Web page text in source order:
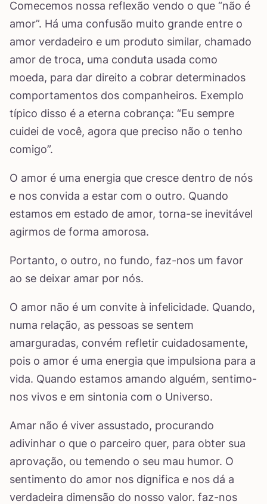
Comecemos nossa reflexão vendo o que “não é
amor”. Há uma confusão muito grande entre o
amor verdadeiro e um produto similar, chamado
amor de troca, uma conduta usada como
moeda, para dar direito a cobrar determinados
comportamentos dos companheiros. Exemplo
típico disso é a eterna cobrança: “Eu sempre
cuidei de você, agora que preciso não o tenho
comigo”.
O amor é uma energia que cresce dentro de nós
e nos convida a estar com o outro. Quando
estamos em estado de amor, torna-se inevitável
agirmos de forma amorosa.
Portanto, o outro, no fundo, faz-nos um favor
ao se deixar amar por nós.
O amor não é um convite à infelicidade. Quando,
numa relação, as pessoas se sentem
amarguradas, convém refletir cuidadosamente,
pois o amor é uma energia que impulsiona para a
vida. Quando estamos amando alguém, sentimo-
nos vivos e em sintonia com o Universo.
Amar não é viver assustado, procurando
adivinhar o que o parceiro quer, para obter sua
aprovação, ou temendo o seu mau humor. O
sentimento do amor nos dignifica e nos dá a
verdadeira dimensão do nosso valor. faz-nos